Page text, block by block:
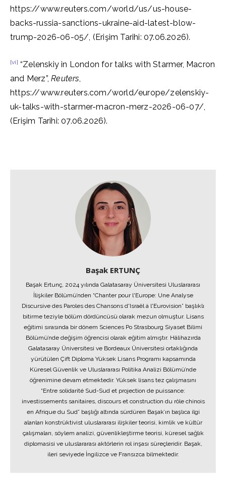
https://www.reuters.com/world/us/us-house-
backs-russia-sanctions-ukraine-aid-latest-blow-
trump-2026-06-05/, (Erişim Tarihi: 07.06.2026).
[vi] “Zelenskiy in London for talks with Starmer, Macron
and Merz”,Reuters,
https://www.reuters.com/world/europe/zelenskiy-
uk-talks-with-starmer-macron-merz-2026-06-07/,
(Erişim Tarihi: 07.06.2026).
Başak ERTUNÇ
Başak Ertunç, 2024 yılında Galatasaray Üniversitesi Uluslararası
İlişkiler Bölümü’nden “Chanter pour l'Europe: Une Analyse
Discursive des Paroles des Chansons d'Israël à l'Eurovision” başlıklı
bitirme teziyle bölüm dördüncüsü olarak mezun olmuştur. Lisans
eğitimi sırasında bir dönem Sciences Po Strasbourg Siyaset Bilimi
Bölümü’nde değişim öğrencisi olarak eğitim almıştır. Hâlihazırda
Galatasaray Üniversitesi ve Bordeaux Üniversitesi ortaklığında
yürütülen Çift Diploma Yüksek Lisans Programı kapsamında
Küresel Güvenlik ve Uluslararası Politika Analizi Bölümü’nde
öğrenimine devam etmektedir. Yüksek lisans tez çalışmasını
“Entre solidarité Sud-Sud et projection de puissance:
investissements sanitaires, discours et construction du rôle chinois
en Afrique du Sud” başlığı altında sürdüren Başak’ın başlıca ilgi
alanları konstrüktivist uluslararası ilişkiler teorisi, kimlik ve kültür
çalışmaları, söylem analizi, güvenlikleştirme teorisi, küresel sağlık
diplomasisi ve uluslararası aktörlerin rol inşası süreçleridir. Başak,
ileri seviyede İngilizce ve Fransızca bilmektedir.